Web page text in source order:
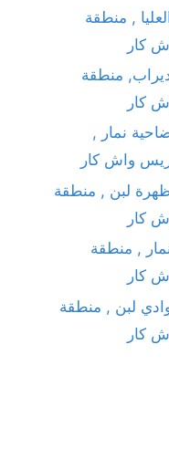
, منطقة
كار
منطقة
كار
نمار ,
واش كار
لبن , منطقة
كار
, منطقة
كار
لبن , منطقة
كار